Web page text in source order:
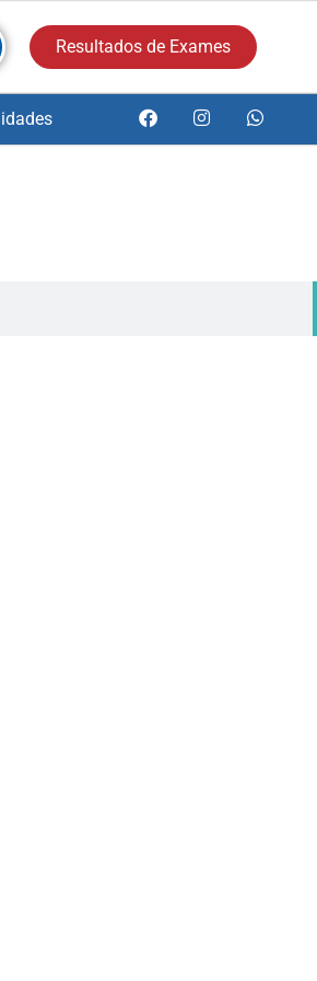
Resultados de Exames